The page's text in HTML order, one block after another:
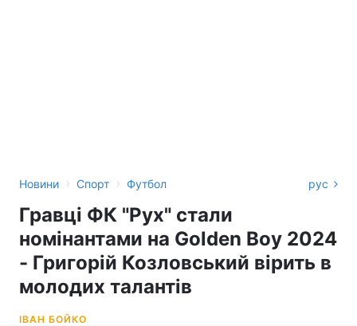
Новини › Спорт › Футбол рус
Гравці ФК "Рух" стали
номінантами на Golden Boy 2024
- Григорій Козловський вірить в
молодих талантів
ІВАН БОЙКО